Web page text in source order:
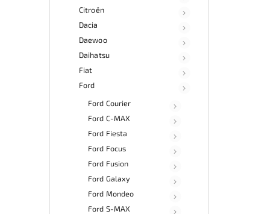
Citroën
Dacia
Daewoo
Daihatsu
Fiat
Ford
Ford Courier
Ford C-MAX
Ford Fiesta
Ford Focus
Ford Fusion
Ford Galaxy
Ford Mondeo
Ford S-MAX